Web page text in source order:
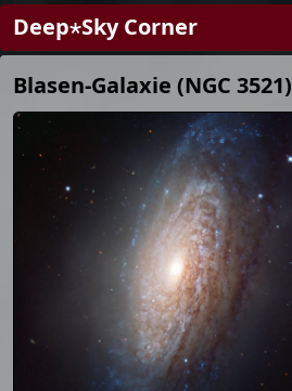
Deep⋆Sky Corner
Blasen-Galaxie (NGC 3521)